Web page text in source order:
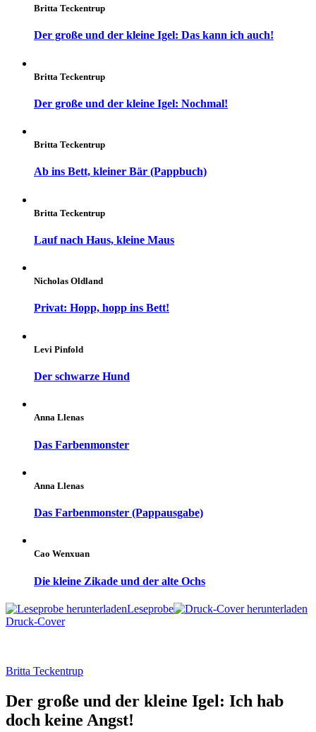
Britta Teckentrup
Der große und der kleine Igel: Das kann ich auch!
Britta Teckentrup
Der große und der kleine Igel: Nochmal!
Britta Teckentrup
Ab ins Bett, kleiner Bär (Pappbuch)
Britta Teckentrup
Lauf nach Haus, kleine Maus
Nicholas Oldland
Privat: Hopp, hopp ins Bett!
Levi Pinfold
Der schwarze Hund
Anna Llenas
Das Farbenmonster
Anna Llenas
Das Farbenmonster (Pappausgabe)
Cao Wenxuan
Die kleine Zikade und der alte Ochs
Leseprobe
Druck-Cover
Britta Teckentrup
Der große und der kleine Igel: Ich hab
doch keine Angst!